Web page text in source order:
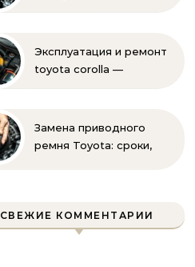
Эксплуатация и ремонт
toyota corolla —
Замена приводного
ремня Toyota: сроки,
СВЕЖИЕ КОММЕНТАРИИ